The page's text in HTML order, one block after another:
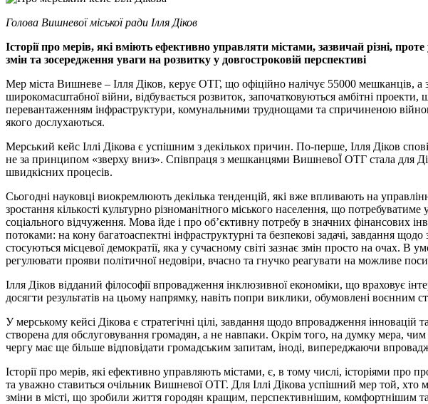
Голова Вишневої міської ради Ілля Діков
Історії про мерів, які вміють ефективно управляти містами, зазвичай різні,
змін та зосередження уваги на розвитку у довгостроковій перспективі
Мер міста Вишневе – Ілля Діков, керує ОТГ, що офіційно налічує 55000 мешканців,
широкомасштабної війни, відбувається розвиток, започатковуються амбітні
перевантаженням інфраструктури, комунальними труднощами та спричиненою
якого дослухаються.
Мерський кейс Іллі Дікова є успішним з декількох причин. По-перше, Ілля Діков
не за принципом «зверху вниз». Співпраця з мешканцями ВишневоЇ ОТГ стала для
швидкісних процесів.
Сьогодні науковці виокремлюють декілька тенденцій, які вже впливають на
зростання кількості культурно різноманітного міського населення, що
соціального відчуження. Мова йде і про об’єктивну потребу в значних фінансових
потоками: на кону багатоаспектні інфраструктурні та безпекові задачі, завдання
стосуються місцевої демократії, яка у сучасному світі зазнає змін просто на очах.
регулювати прояви політичної недовіри, вчасно та гнучко реагувати на можливе
Ілля Діков відданий філософії впровадження інклюзивної економіки, що враховує
досягти результатів на цьому напрямку, навіть попри виклики, обумовлені воєнним
У мерському кейсі Дікова є стратегічні цілі, завдання щодо впровадження
створена для обслуговування громадян, а не навпаки. Окрім того, на думку мера, чим
чергу має ще більше відповідати громадським запитам, іноді, випереджаючи
Історії про мерів, які ефективно управляють містами, є, в тому числі, історіями про
та уважно ставиться очільник Вишневої ОТГ. Для Іллі Дікова успішний мер той, хто
зміни в місті, що зробили життя городян кращим, перспективнішим, комфортнішим